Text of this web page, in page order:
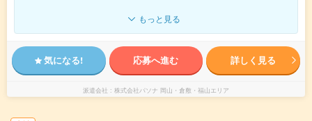
もっと見る
気になる! 応募へ進む 詳しく見る
派遣会社 株式会社パソナ 岡山・倉敷・福山エリア